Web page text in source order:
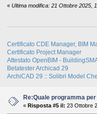
« Ultima modifica: 21 Ottobre 2025,
Certificato CDE Manager, BIM
Certificato Project Manager
Attestato OpenBIM -
Betatester Archicad 29
ArchiCAD 29 :: Solibri Model
Re:Quale programma
« Risposta #5 il: 23 Ottobre